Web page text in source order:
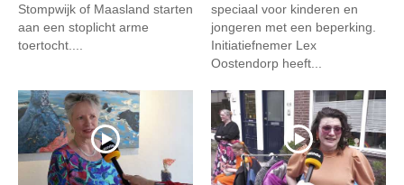
Stompwijk of Maasland starten
aan een stoplicht arme
toertocht....
speciaal voor kinderen en
jongeren met een beperking.
Initiatiefnemer Lex
Oostendorp heeft...